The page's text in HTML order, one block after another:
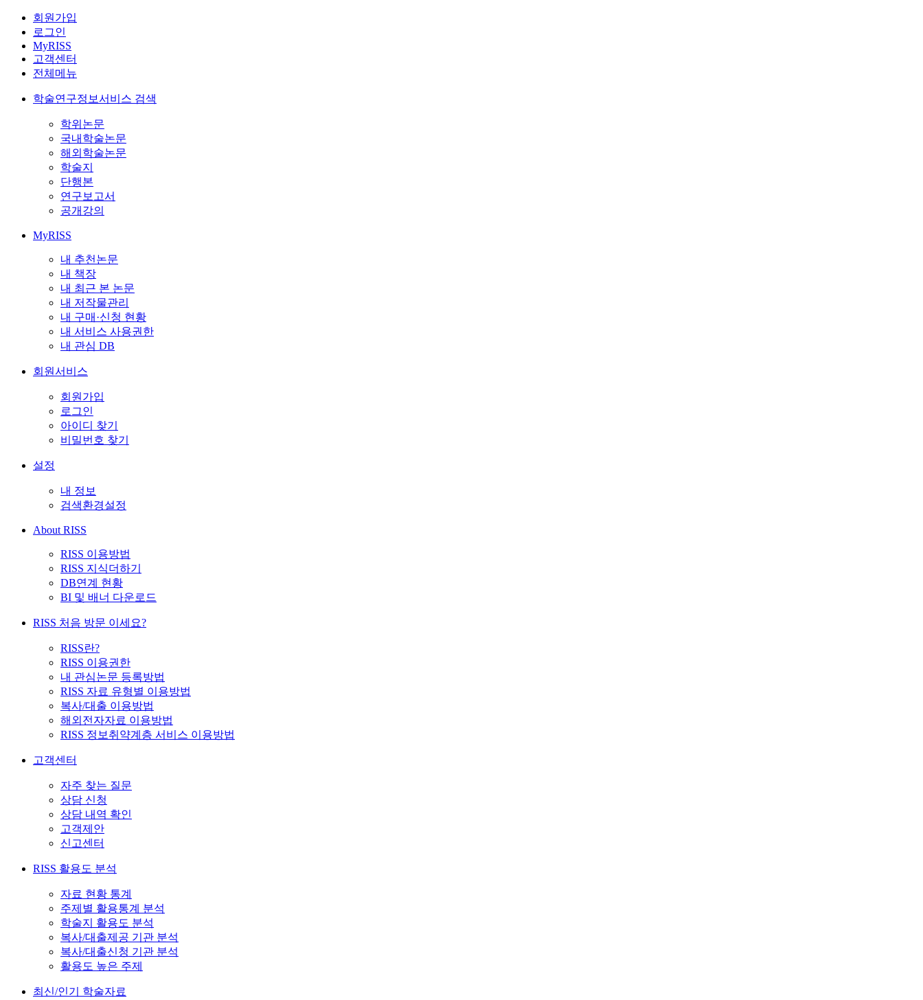
회원가입
로그인
MyRISS
고객센터
전체메뉴
학술연구정보서비스 검색
학위논문
국내학술논문
해외학술논문
학술지
단행본
연구보고서
공개강의
MyRISS
내 추천논문
내 책장
내 최근 본 논문
내 저작물관리
내 구매·신청 현황
내 서비스 사용권한
내 관심 DB
회원서비스
회원가입
로그인
아이디 찾기
비밀번호 찾기
설정
내 정보
검색환경설정
About RISS
RISS 이용방법
RISS 지식더하기
DB연계 현황
BI 및 배너 다운로드
RISS 처음 방문 이세요?
RISS란?
RISS 이용권한
내 관심논문 등록방법
RISS 자료 유형별 이용방법
복사/대출 이용방법
해외전자자료 이용방법
RISS 정보취약계층 서비스 이용방법
고객센터
자주 찾는 질문
상담 신청
상담 내역 확인
고객제안
신고센터
RISS 활용도 분석
자료 현황 통계
주제별 활용통계 분석
학술지 활용도 분석
복사/대출제공 기관 분석
복사/대출신청 기관 분석
활용도 높은 주제
최신/인기 학술자료